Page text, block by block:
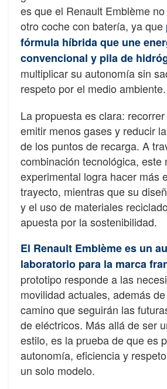
es que el Renault Emblème
otro coche con batería, ya que
fórmula híbrida que une
convencional y pila de
multiplicar su autonomía sin
respeto por el medio ambiente.
La propuesta es clara:
emitir menos gases y reducir
de los puntos de recarga. A
combinación tecnológica, este
experimental logra hacer más
trayecto, mientras que su
y el uso de materiales
apuesta por la sostenibilidad.
El Renault Emblème es un
laboratorio para la marca
prototipo responde a las
movilidad actuales, además
camino que seguirán las
de eléctricos. Más allá de ser
estilo, es la prueba de que es
autonomía, eficiencia y
un solo modelo.